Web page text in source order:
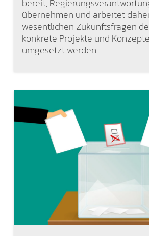
übernehmen und arbeitet
wesentlichen Zukunftsfragen
konkrete Projekte und
umgesetzt werden…